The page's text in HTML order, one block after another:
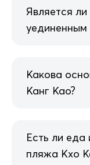
Является
Какова
Канг Као?
Есть ли еда
пляжа Кхо